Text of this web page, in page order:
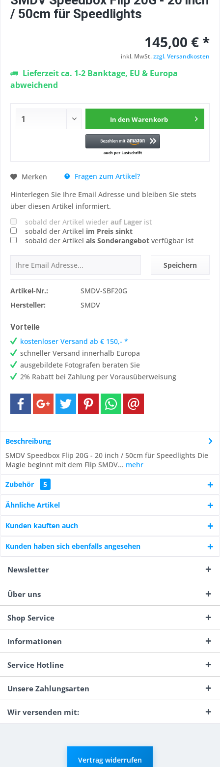
/ 50cm für Speedlights
145,00 € *
inkl. MwSt.zzgl. Versandkosten
Lieferzeit ca. 1-2 Banktage, EU & Europa
abweichend
In den Warenkorb
Merken
Fragen zum Artikel?
Hinterlegen Sie Ihre Email Adresse und bleiben Sie stets
über diesen Artikel informiert.
sobald der Artikel wieder auf Lager ist
sobald der Artikel im Preis sinkt
sobald der Artikel als Sonderangebot verfügbar ist
Speichern
Artikel-Nr.:
SMDV-SBF20G
Hersteller:
SMDV
Vorteile
kostenloser Versand ab € 150,- *
schneller Versand innerhalb Europa
ausgebildete Fotografen beraten Sie
2% Rabatt bei Zahlung per Vorausüberweisung
Beschreibung
SMDV Speedbox Flip 20G - 20 inch / 50cm für Speedlights Die
Magie beginnt mit dem Flip SMDV... mehr
Zubehör 5
Ähnliche Artikel
Kunden kauften auch
Kunden haben sich ebenfalls angesehen
Newsletter
Über uns
Shop Service
Informationen
Service Hotline
Unsere Zahlungsarten
Wir versenden mit:
Vertrag widerrufen